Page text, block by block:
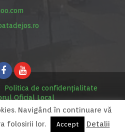
Politica de confidențialitate
Oficial Local
Site realizat de MediaDigi.ro
Navigând în continuare vă
folosirii lor.
Accept Detalii